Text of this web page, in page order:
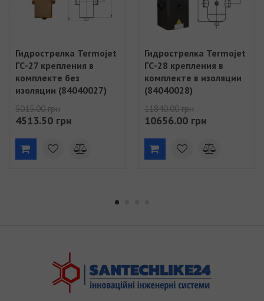
Гидрострелка Termojet
ГС-27 крепления в
комплекте без
изоляции (84040027)
5015.00 грн
4513.50 грн
Гидрострелка Termojet
ГС-28 крепления в
комплекте в изоляции
(84040028)
11840.00 грн
10656.00 грн